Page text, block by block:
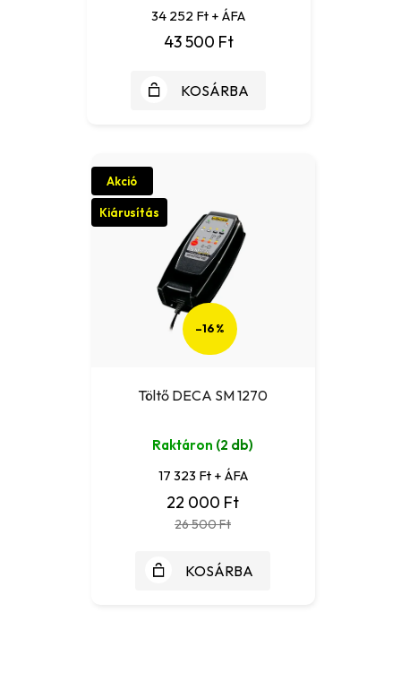
34 252 Ft + ÁFA
43 500 Ft
KOSÁRBA
Akció
Kiárusítás
Töltő DECA SM 1270
Raktáron (2 db)
17 323 Ft + ÁFA
22 000 Ft
26 500 Ft
–16 %
KOSÁRBA